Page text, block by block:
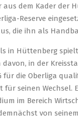
dem Kader der
Reserve
die ihn als
in Hüttenberg
in der
für die Oberliga
seinen Wechsel.
im Bereich
von